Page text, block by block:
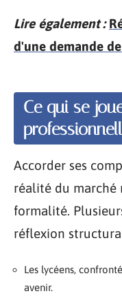
Lire également :
d'une demande
Ce qui se
Accorder ses
réalité du marché
formalité.
réflexion
Les lycéens,
avenir.